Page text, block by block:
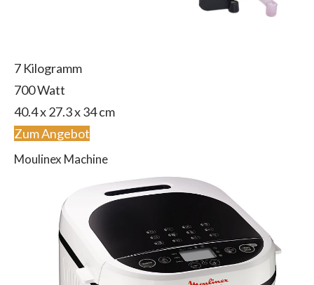
7 Kilogramm
700 Watt
40.4 x 27.3 x 34 cm
Zum Angebot
Moulinex Machine